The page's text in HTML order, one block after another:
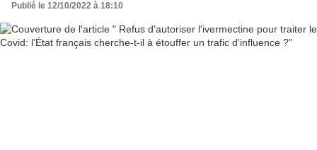
Publié le 12/10/2022 à 18:10